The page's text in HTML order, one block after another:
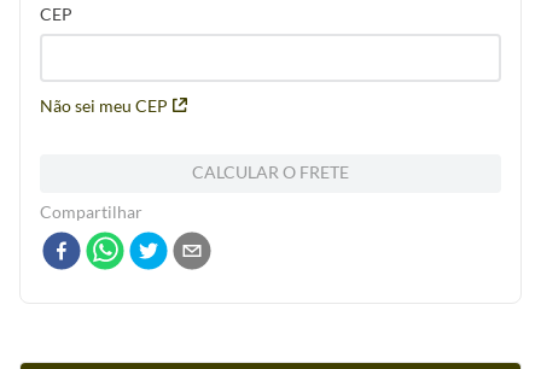
CEP
Não sei meu CEP
CALCULAR O FRETE
Compartilhar